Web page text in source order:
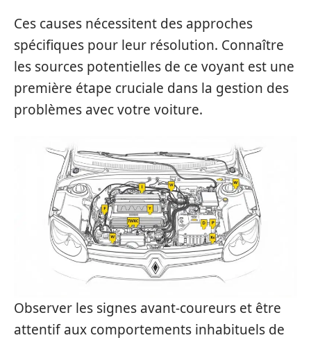
Ces causes nécessitent des approches
spécifiques pour leur résolution. Connaître
les sources potentielles de ce voyant est une
première étape cruciale dans la gestion des
problèmes avec votre voiture.
Observer les signes avant-coureurs et être
attentif aux comportements inhabituels de